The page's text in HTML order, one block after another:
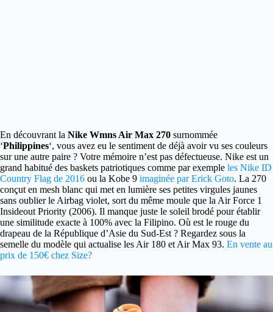
En découvrant la Nike Wmns Air Max 270 surnommée
‘Philippines‘, vous avez eu le sentiment de déjà avoir vu ses couleurs
sur une autre paire ? Votre mémoire n’est pas défectueuse. Nike est un
grand habitué des baskets patriotiques comme par exemple les Nike ID
Country Flag de 2016 ou la Kobe 9 imaginée par Erick Goto. La 270
conçut en mesh blanc qui met en lumière ses petites virgules jaunes
sans oublier le Airbag violet, sort du même moule que la Air Force 1
Insideout Priority (2006). Il manque juste le soleil brodé pour établir
une similitude exacte à 100% avec la Filipino. Où est le rouge du
drapeau de la République d’Asie du Sud-Est ? Regardez sous la
semelle du modèle qui actualise les Air 180 et Air Max 93. En vente au
prix de 150€ chez Size?